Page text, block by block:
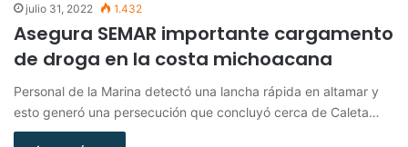
julio 31, 2022 1.432
Asegura SEMAR importante cargamento
de droga en la costa michoacana
Personal de la Marina detectó una lancha rápida en altamar y
esto generó una persecución que concluyó cerca de Caleta…